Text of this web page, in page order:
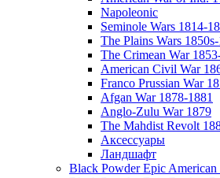
Napoleonic
Seminole Wars 1814-
The Plains Wars
The Crimean War
American Civil War
Franco Prussian War
Afgan War 1878-1881
Anglo-Zulu War 1879
The Mahdist Revolt
Аксессуары
Ландшафт
Black Powder Epic